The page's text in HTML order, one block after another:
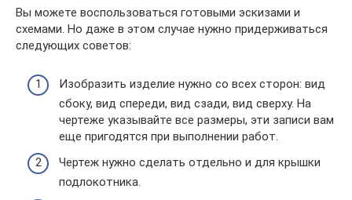
Вы можете воспользоваться готовыми эскизами и
схемами. Но даже в этом случае нужно придерживаться
следующих советов:
Изобразить изделие нужно со всех сторон: вид
сбоку, вид спереди, вид сзади, вид сверху. На
чертеже указывайте все размеры, эти записи вам
еще пригодятся при выполнении работ.
Чертеж нужно сделать отдельно и для крышки
подлокотника.